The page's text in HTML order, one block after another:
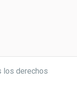
los derechos